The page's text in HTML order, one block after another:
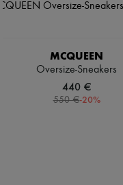
MCQUEEN
Oversize-Sneakers
440 €
550 €-20%